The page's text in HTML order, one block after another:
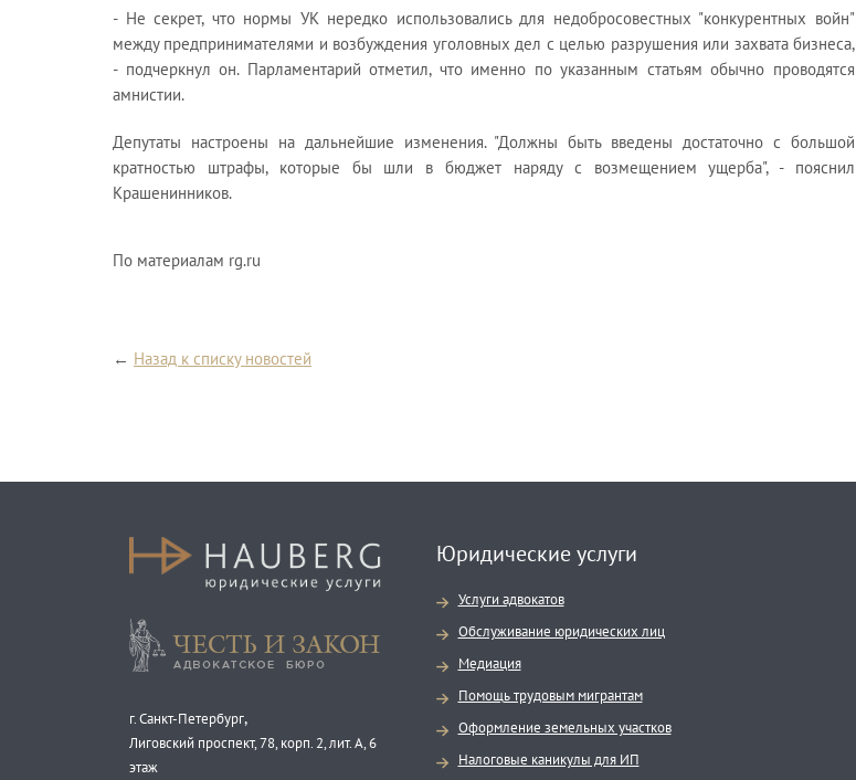
- Не секрет, что нормы УК нередко использовались для недобросовестных "конкурентных войн"
между предпринимателями и возбуждения уголовных дел с целью разрушения или захвата бизнеса,
- подчеркнул он. Парламентарий отметил, что именно по указанным статьям обычно проводятся
амнистии.
Депутаты настроены на дальнейшие изменения. "Должны быть введены достаточно с большой
кратностью штрафы, которые бы шли в бюджет наряду с возмещением ущерба", - пояснил
Крашенинников.
По материалам rg.ru
← Назад к списку новостей
Честь и закон
г. Санкт-Петербург,
Лиговский проспект, 78, корп. 2, лит. А, 6
этаж
Юридические услуги
Услуги адвокатов
Обслуживание юридических лиц
Медиация
Помощь трудовым мигрантам
Оформление земельных участков
Налоговые каникулы для ИП